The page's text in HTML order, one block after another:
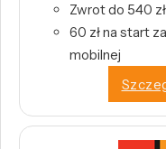
Zwrot do 540
60 zł na start
mobilnej